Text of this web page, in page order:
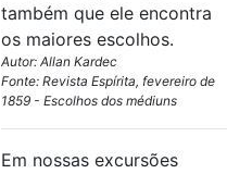
também que ele encontra
os maiores escolhos.
Autor: Allan Kardec
Fonte: Revista Espírita, fevereiro de
1859 - Escolhos dos médiuns
Em nossas excursões